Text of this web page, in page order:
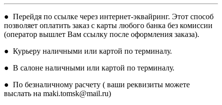
● Перейдя по ссылке через интернет-эквайринг. Этот способ
позволяет оплатить заказ с карты любого банка без комиссии
(оператор вышлет Вам ссылку после оформления заказа).
● Курьеру наличными или картой по терминалу.
● В салоне наличными или картой по терминалу.
● По безналичному расчету ( ваши реквизиты можете
выслать на maki.tomsk@mail.ru)